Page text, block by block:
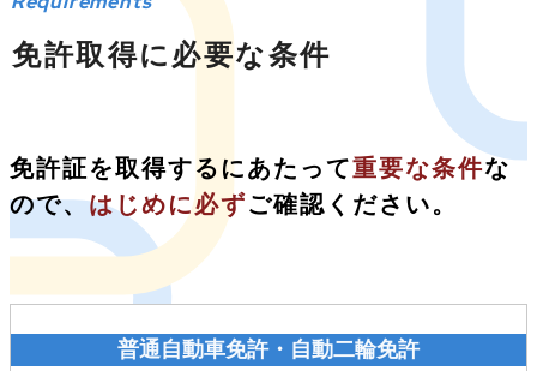
免許取得に必要な条件
免許証を取得するにあたって重要な条件な
ので、はじめに必ずご確認ください。
普通自動車免許・自動二輪免許